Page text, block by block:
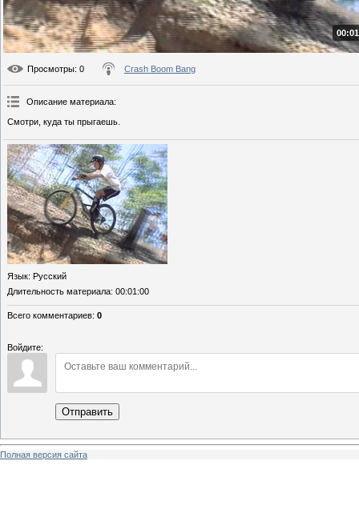
Просмотры: 0 Crash Boom Bang
Описание материала:
Смотри, куда ты прыгаешь.
Язык: Русский
Длительность материала: 00:01:00
Всего комментариев: 0
Войдите:
Отправить
Полная версия сайта